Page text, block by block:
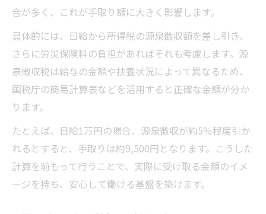
合が多く、これが手取り額に大きく影響します。
具体的には、日給から所得税の源泉徴収額を差し引き、
さらに労災保険料の負担があればそれも考慮します。源
泉徴収税は給与の金額や扶養状況によって異なるため、
国税庁の簡易計算表などを活用すると正確な金額が分か
ります。
たとえば、日給1万円の場合、源泉徴収が約5％程度引か
れるとすると、手取りは約9,500円となります。こうした
計算を前もって行うことで、実際に受け取る金額のイメ
ージを持ち、安心して働ける基盤を築けます。